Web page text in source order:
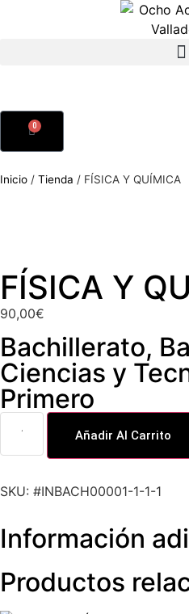
0
Inicio / Tienda / FÍSICA Y QUÍMICA
FÍSICA Y
90,00€
Bachillerato,
Ciencias y
Primero
Añadir Al Carrito
SKU: #INBACH00001-1-1-1
Información
Productos